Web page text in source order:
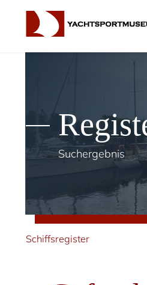
Suchergebnis
Schiffsregister